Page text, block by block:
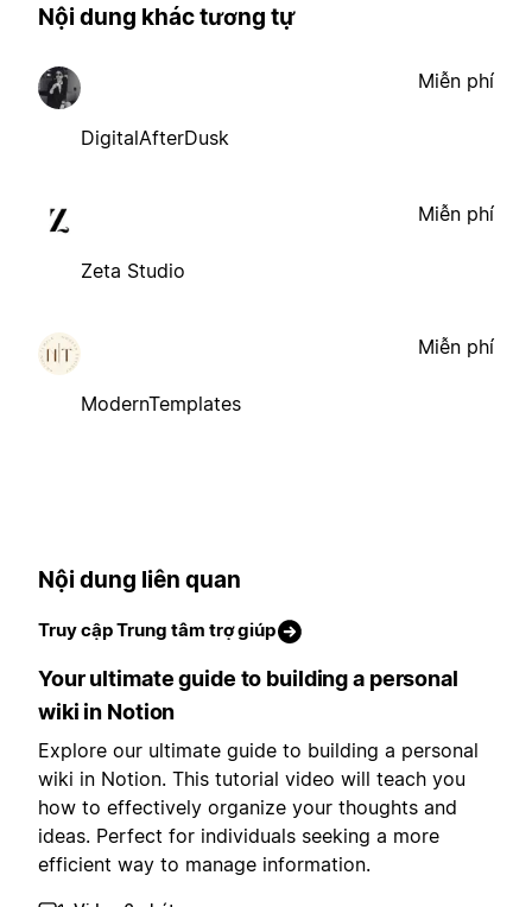
Nội dung khác tương tự
DigitalAfterDusk
Miễn phí
Zeta Studio
Miễn phí
ModernTemplates
Miễn phí
Nội dung liên quan
Truy cập Trung tâm trợ giúp
Your ultimate guide to building a personal
wiki in Notion
Explore our ultimate guide to building a personal
wiki in Notion. This tutorial video will teach you
how to effectively organize your thoughts and
ideas. Perfect for individuals seeking a more
efficient way to manage information.